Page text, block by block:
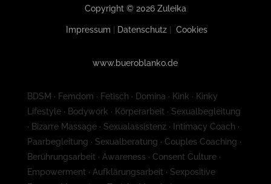
Copyright © 2026 Zuleika
Impressum Datenschutz| Cookies
www.bueroblanko.de
BDSM · Femdom · Fetisch · Domina · Kink · Kinky
Lifestyle · Bodywork · Körperarbeit · Sexualbegleitung
· Bizarre Massage · Sexualassistenz · Intimacy Coach ·
Paarbegleitung · Sexualberatung · Couples Coaching ·
Berührungsarbeit · Awareness · Consent Culture ·
Empowerment · Aufklärungsarbeit · Sexpositive